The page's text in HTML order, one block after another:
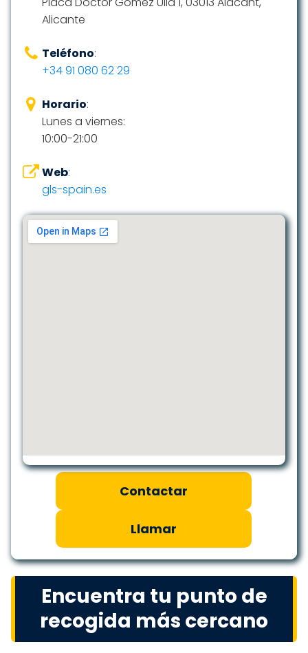
Alicante
Teléfono:
+34 91 080 62 29
Horario:
Lunes a viernes:
10:00-21:00
Web:
gls-spain.es
Contactar
Llamar
Encuentra tu punto de
recogida más cercano